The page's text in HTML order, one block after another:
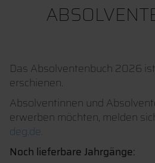
Das Absolventenbuch 2026
erschienen.
Absolventinnen und
erwerben möchten, melden
deg.de.
Noch lieferbare Jahrgänge: